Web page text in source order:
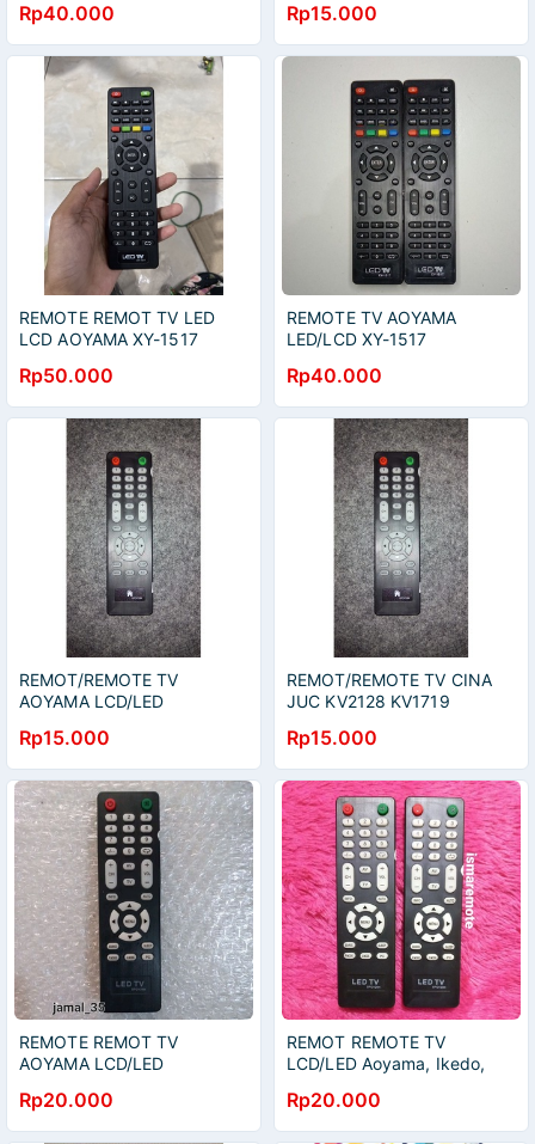
Rp40.000 Rp15.000
REMOTE REMOT TV LED
LCD AOYAMA XY-1517
Rp50.000
REMOTE TV AOYAMA
LED/LCD XY-1517
Rp40.000
REMOT/REMOTE TV
AOYAMA LCD/LED
Rp15.000
REMOT/REMOTE TV CINA
JUC KV2128 KV1719
LCD/LED SPQV29N
Rp15.000
REMOTE REMOT TV
AOYAMA LCD/LED
Rp20.000
REMOT REMOTE TV
LCD/LED Aoyama, Ikedo,
Rp20.000